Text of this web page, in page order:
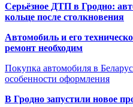
Серьёзное ДТП в Гродно:
кольце после столкновения
Автомобиль и его
ремонт необходим
Покупка автомобиля в
особенности оформления
В Гродно запустили новое